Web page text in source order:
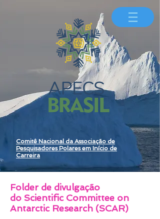
Comitê Nacional da Associação de
Pesquisadores Polares em Início de
Carreira
Folder de divulgação
do Scientific Committee on
Antarctic Research (SCAR)